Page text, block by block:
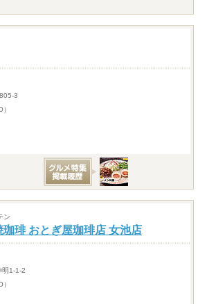
3
ン
琲 おとぎ屋珈琲店 女池店
明1-1-2